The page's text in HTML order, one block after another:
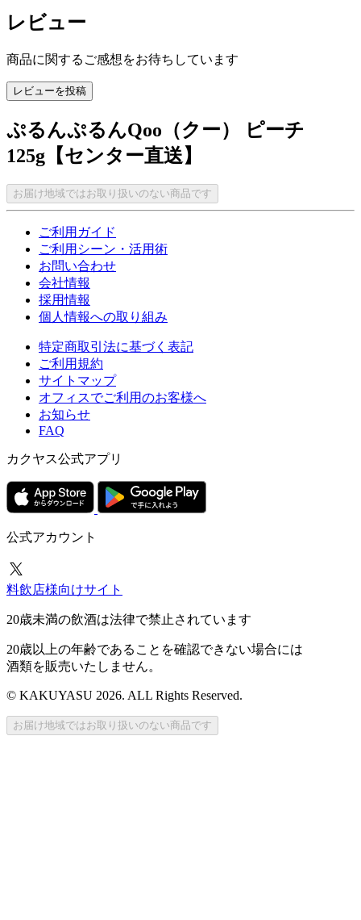
レビュー
商品に関するご感想をお待ちしています
レビューを投稿
ぷるんぷるんQoo（クー） ピーチ
125g【センター直送】
お届け地域ではお取り扱いのない商品です
ご利用ガイド
ご利用シーン・活用術
お問い合わせ
会社情報
採用情報
個人情報への取り組み
特定商取引法に基づく表記
ご利用規約
サイトマップ
オフィスでご利用のお客様へ
お知らせ
FAQ
カクヤス公式アプリ
公式アカウント
料飲店様向けサイト
20歳未満の飲酒は法律で禁止されています
20歳以上の年齢であることを確認できない場合には
酒類を販売いたしません。
© KAKUYASU 2026. ALL Rights Reserved.
お届け地域ではお取り扱いのない商品です